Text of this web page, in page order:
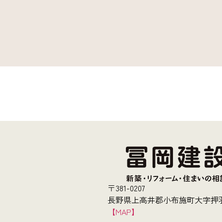
〒381-0207
長野県上高井郡小布施町大字押
【MAP】